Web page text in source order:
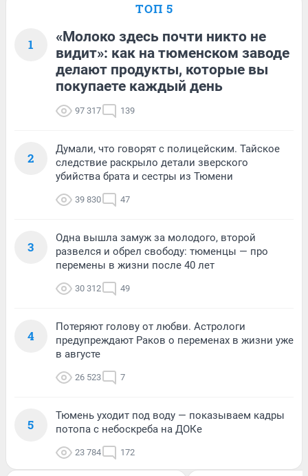
ТОП 5
1
«Молоко здесь почти никто не
видит»: как на тюменском заводе
делают продукты, которые вы
покупаете каждый день
97 317 139
2
Думали, что говорят с полицейским. Тайское
следствие раскрыло детали зверского
убийства брата и сестры из Тюмени
39 830 47
3
Одна вышла замуж за молодого, второй
развелся и обрел свободу: тюменцы — про
перемены в жизни после 40 лет
30 312 49
4
Потеряют голову от любви. Астрологи
предупреждают Раков о переменах в жизни уже
в августе
26 523 7
5
Тюмень уходит под воду — показываем кадры
потопа с небоскреба на ДОКе
23 784 172